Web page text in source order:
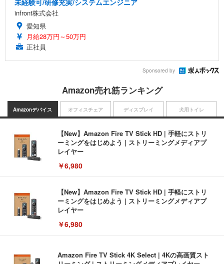
infront株式会社
愛知県
月給28万円～50万円
正社員
Sponsored by
Amazon売れ筋ランキング
Amazonデバイス
【New】Amazon Fire TV Stick HD | 手軽にストリ
ーミングをはじめよう | ストリーミングメディアプ
レイヤー
￥6,980
【New】Amazon Fire TV Stick HD | 手軽にストリ
ーミングをはじめよう | ストリーミングメディアプ
レイヤー
￥6,980
Amazon Fire TV Stick 4K Select | 4Kの高画質スト
オフィスチェア ディスプレイ 犬用トイレ